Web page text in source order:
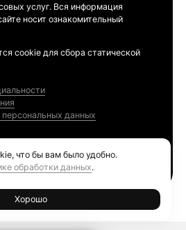
услуг. Вся информация
носит ознакомительный
cookie для сбора статической
персональных данных
что бы вам было удобно.
обработки данных.
Хорошо